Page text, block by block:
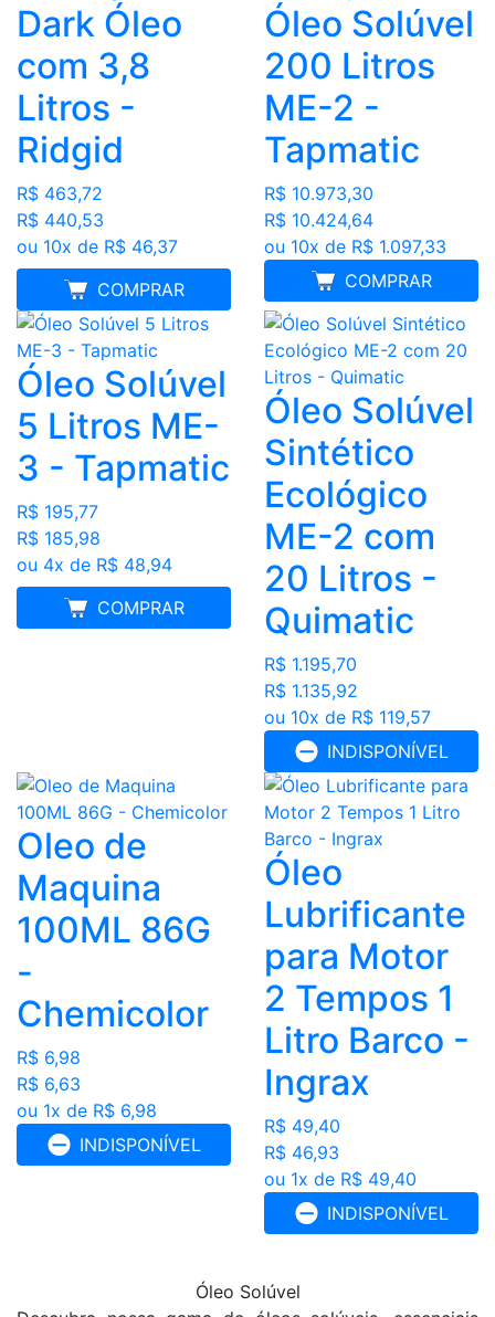
Dark Óleo
com 3,8
Litros -
Ridgid
R$ 463,72
R$ 440,53
ou 10x de R$ 46,37
COMPRAR
MELHOR PREÇO
Óleo Solúvel
200 Litros
ME-2 -
Tapmatic
R$ 10.973,30
R$ 10.424,64
ou 10x de R$ 1.097,33
COMPRAR
Óleo Solúvel
5 Litros ME-
3 - Tapmatic
R$ 195,77
R$ 185,98
ou 4x de R$ 48,94
COMPRAR
MELHOR PREÇO
Óleo Solúvel
Sintético
Ecológico
ME-2 com
20 Litros -
Quimatic
R$ 1.195,70
R$ 1.135,92
ou 10x de R$ 119,57
INDISPONÍVEL
Oleo de
Maquina
100ML 86G
-
Chemicolor
R$ 6,98
R$ 6,63
ou 1x de R$ 6,98
INDISPONÍVEL
Óleo
Lubrificante
para Motor
2 Tempos 1
Litro Barco -
Ingrax
R$ 49,40
R$ 46,93
ou 1x de R$ 49,40
INDISPONÍVEL
Óleo Solúvel